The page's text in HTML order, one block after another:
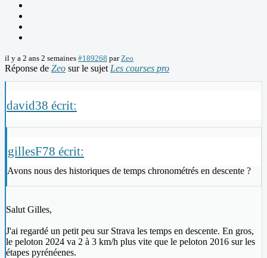
il y a 2 ans 2 semaines #189268 par Zeo
Réponse de Zeo sur le sujet Les courses pro
david38 écrit:
gillesF78 écrit:
Avons nous des historiques de temps chronométrés en descente ?
Salut Gilles,
J'ai regardé un petit peu sur Strava les temps en descente. En gros,
le peloton 2024 va 2 à 3 km/h plus vite que le peloton 2016 sur les
étapes pyrénéenes.